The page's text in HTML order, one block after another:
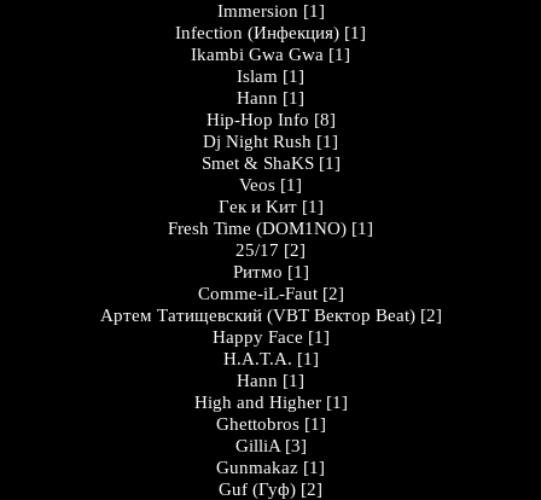
Immersion [1]
Infection (Инфекция) [1]
Ikambi Gwa Gwa [1]
Islam [1]
Hann [1]
Hip-Hop Info [8]
Dj Night Rush [1]
Smet & ShaKS [1]
Veos [1]
Гeк и Kит [1]
Fresh Time (DOM1NO) [1]
25/17 [2]
Ритмо [1]
Comme-iL-Faut [2]
Артем Татищевский (VBT Вектор Beat) [2]
Happy Face [1]
H.A.T.A. [1]
Hann [1]
High and Higher [1]
Ghettobros [1]
GilliA [3]
Gunmakaz [1]
Guf (Гуф) [2]